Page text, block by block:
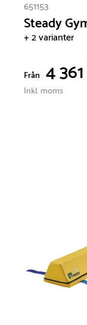
651153
Steady
+ 2 varianter
Från 4
Inkl. moms